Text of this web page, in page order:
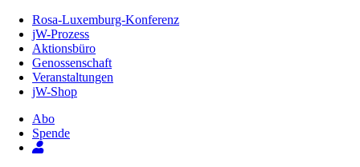
Inhalt
Seite
Rosa-Luxemburg-Konferenz
jW-Prozess
Aktionsbüro
Genossenschaft
Veranstaltungen
jW-Shop
Abo
Spende